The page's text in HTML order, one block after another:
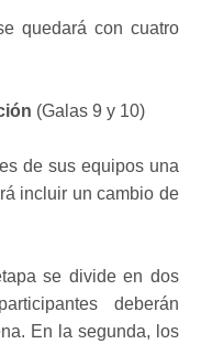
quedará con cuatro
(Galas 9 y 10)
de sus equipos una
incluir un cambio de
se divide en dos
deberán
En la segunda, los